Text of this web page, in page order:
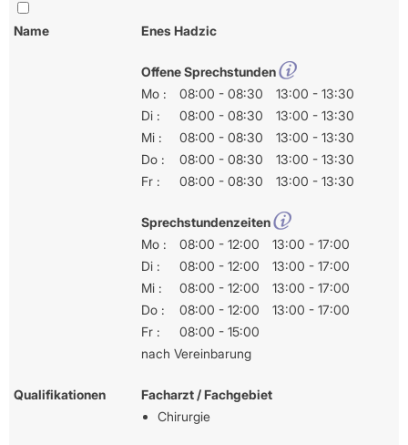
Name Enes Hadzic
Offene Sprechstunden
Mo :
08:00 - 08:30
13:00 - 13:30
Di :
08:00 - 08:30
13:00 - 13:30
Mi :
08:00 - 08:30
13:00 - 13:30
Do :
08:00 - 08:30
13:00 - 13:30
Fr :
08:00 - 08:30 13:00 - 13:30
Sprechstundenzeiten
Mo :
08:00 - 12:00
13:00 - 17:00
Di :
08:00 - 12:00
13:00 - 17:00
Mi :
08:00 - 12:00
13:00 - 17:00
Do :
08:00 - 12:00
13:00 - 17:00
Fr :
08:00 - 15:00
nach Vereinbarung
Qualifikationen
Facharzt / Fachgebiet
Chirurgie